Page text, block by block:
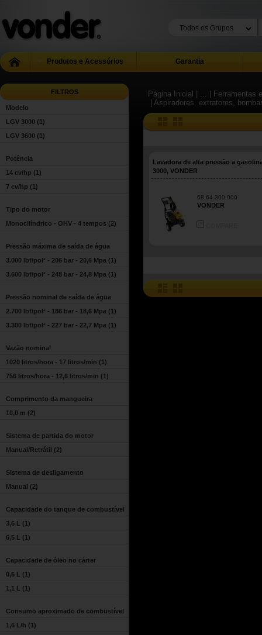
Produtos e Acessórios Garantia
FILTROS
Modelo
LGV 3000 (1)
LGV 3600 (1)
Potência
14 cv/hp (1)
7 cv/hp (1)
Tipo do motor
Monocilíndrico - OHV - 4 tempos (2)
Pressão máxima de saída de água
3.000 lbf/pol² - 206 bar - 20,6 Mpa (1)
3.600 lbf/pol² - 248 bar - 24,8 Mpa (1)
Pressão nominal de saída de água
2.700 lbf/pol² - 186 bar - 18,6 Mpa (1)
3.300 lbf/pol² - 227 bar - 22,7 Mpa (1)
Vazão nominal
1020 litros/hora - 17 litros/min (1)
756 litros/hora - 12,6 litros/min (1)
Comprimento da mangueira
10,0 m (2)
Sistema de partida do motor
Manual/Retrátil (2)
Sistema de desligamento
Manual (2)
Capacidade do tanque de combustível
3,6 L
(1)
6,5 L
(1)
Capacidade de óleo no cárter
0,6 L
(1)
1,1 L
(1)
Consumo aproximado de combustível
1,6 L/h (1)
Página Inicial | ...
|
| Aspiradores, extratores,
Lavadora de alta pressão a
3000, VONDER
68.64.300.000
VONDER